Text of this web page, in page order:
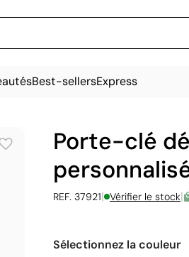
Best-sellersExpress
Porte-clé
REF. 37921| Vérifier le stock|
Sélectionnez la couleur